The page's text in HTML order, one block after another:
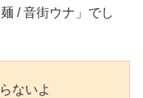
/ 音街ウナ」でし
ないよ